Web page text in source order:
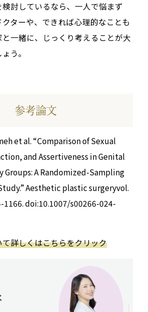
討しているなら、一人で悩まず
ターや、できれば心理的なことも
一緒に、じっくり考えることが大
う。
参考論文
et al. “Comparison of Sexual
and Assertiveness in Genital
Groups: A Randomized-Sampling
Aesthetic plastic surgeryvol.
1166. doi:10.1007/s00266-024-
詳しくはこちらをクリック